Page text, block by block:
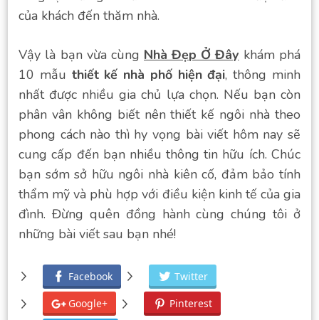
của khách đến thăm nhà.
Vậy là bạn vừa cùng Nhà Đẹp Ở Đây khám phá
10 mẫu thiết kế nhà phố hiện đại, thông minh
nhất được nhiều gia chủ lựa chọn. Nếu bạn còn
phân vân không biết nên thiết kế ngôi nhà theo
phong cách nào thì hy vọng bài viết hôm nay sẽ
cung cấp đến bạn nhiều thông tin hữu ích. Chúc
bạn sớm sở hữu ngôi nhà kiên cố, đảm bảo tính
thẩm mỹ và phù hợp với điều kiện kinh tế của gia
đình. Đừng quên đồng hành cùng chúng tôi ở
những bài viết sau bạn nhé!
Facebook Twitter
Google+ Pinterest